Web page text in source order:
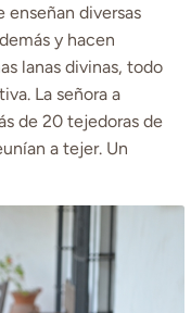
enseñan diversas
y hacen
lanas divinas, todo
La señora a
de 20 tejedoras de
a tejer. Un